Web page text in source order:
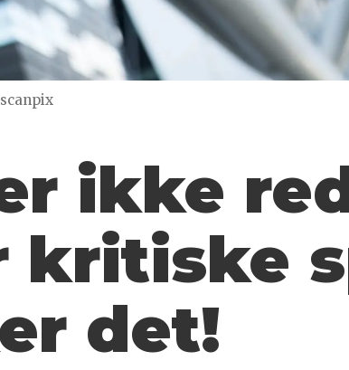
ikke
kritiske
det!